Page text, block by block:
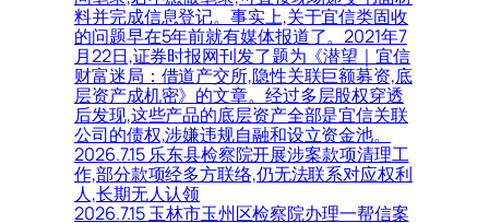
料并完成信息登记。事实上,关于宜信类固收
的问题早在5年前就有媒体报道了。2021年7
月22日,证券时报网刊发了题为《潜望｜宜信
财富迷局：借道产交所,隐性关联巨额募资,底
层资产成机密》的文章。经过多层股权穿透
后发现,这些产品的底层资产全部是宜信关联
公司的债权,涉嫌违规自融和设立资金池。
2026.7.15 乐东县检察院开展涉案款项清理工
作,部分款项经多方联络,仍无法联系对应权利
人,长期无人认领
2026.7.15 玉林市玉州区检察院办理一帮信案